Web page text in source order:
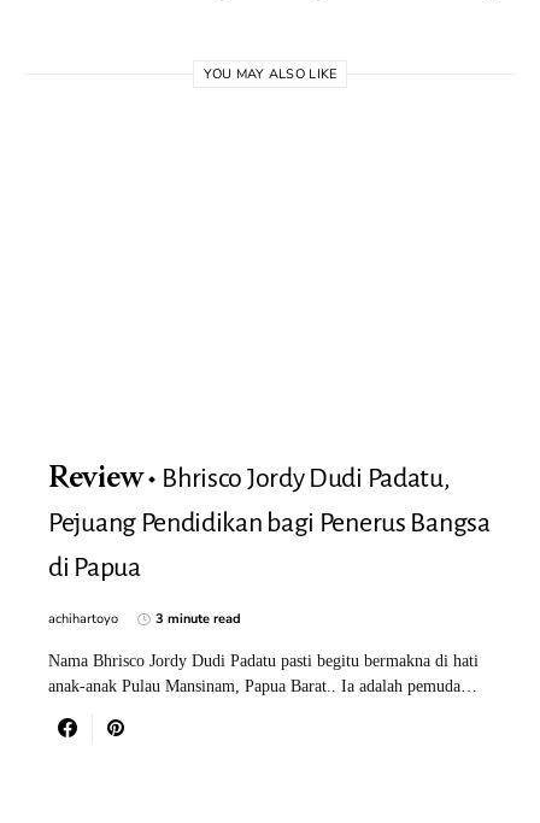
YOU MAY ALSO LIKE
Review
Bhrisco Jordy Dudi Padatu,
Pejuang Pendidikan bagi Penerus Bangsa
di Papua
achihartoyo 3 minute read
Nama Bhrisco Jordy Dudi Padatu pasti begitu bermakna di hati
anak-anak Pulau Mansinam, Papua Barat.. Ia adalah pemuda…